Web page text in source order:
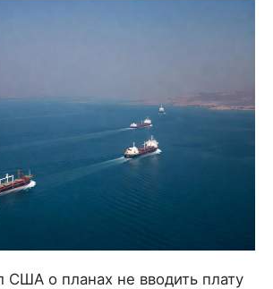
США о планах не вводить плату